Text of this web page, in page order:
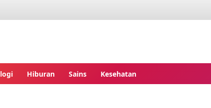
Hiburan Sains Kesehatan